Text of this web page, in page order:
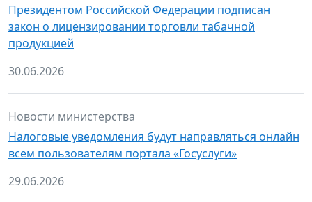
Президентом Российской Федерации подписан
закон о лицензировании торговли табачной
продукцией
30.06.2026
Новости министерства
Налоговые уведомления будут направляться онлайн
всем пользователям портала «Госуслуги»
29.06.2026